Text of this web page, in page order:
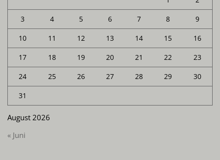
August 2026
3 4 5 6 7 8 9
10 11 12 13 14 15 16
17 18 19 20 21 22 23
24 25 26 27 28 29 30
31
« Juni